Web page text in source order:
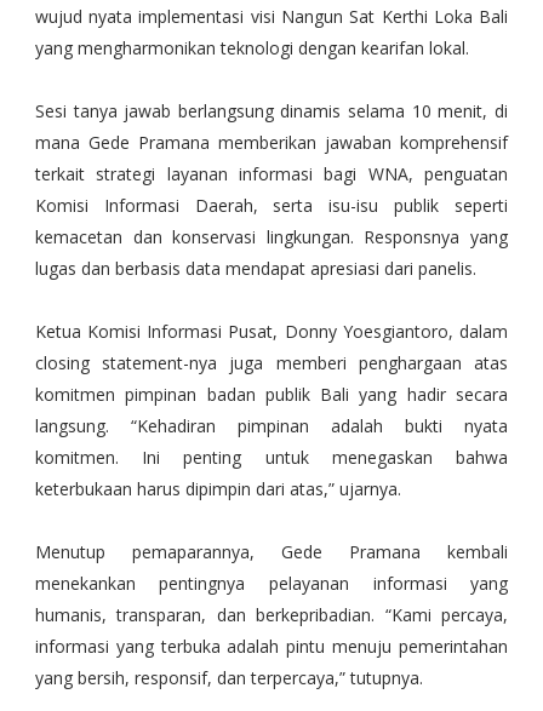
wujud nyata implementasi visi Nangun Sat Kerthi Loka Bali
yang mengharmonikan teknologi dengan kearifan lokal.
Sesi tanya jawab berlangsung dinamis selama 10 menit, di
mana Gede Pramana memberikan jawaban komprehensif
terkait strategi layanan informasi bagi WNA, penguatan
Komisi Informasi Daerah, serta isu-isu publik seperti
kemacetan dan konservasi lingkungan. Responsnya yang
lugas dan berbasis data mendapat apresiasi dari panelis.
Ketua Komisi Informasi Pusat, Donny Yoesgiantoro, dalam
closing statement-nya juga memberi penghargaan atas
komitmen pimpinan badan publik Bali yang hadir secara
langsung. “Kehadiran pimpinan adalah bukti nyata
komitmen. Ini penting untuk menegaskan bahwa
keterbukaan harus dipimpin dari atas,” ujarnya.
Menutup pemaparannya, Gede Pramana kembali
menekankan pentingnya pelayanan informasi yang
humanis, transparan, dan berkepribadian. “Kami percaya,
informasi yang terbuka adalah pintu menuju pemerintahan
yang bersih, responsif, dan terpercaya,” tutupnya.